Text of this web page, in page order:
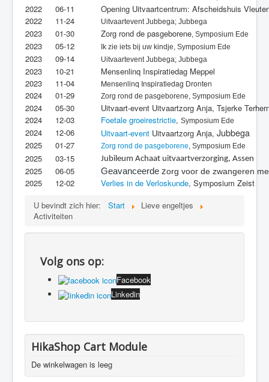
2022 06-11
Opening Uitvaartcentrum: Afscheidshuis
2022
11-24 Uitvaartevent Jubbega; Jubbega
2023 01-30 Zorg rond de pasgeborene , Symposium Ede
2023 05-12 Ik zie iets bij uw kindje, Symposium Ede
2023 09-14 Uitvaartevent Jubbega; Jubbega
2023 10-21
Mensenlinq Inspiratiedag Meppel
2023
11-04 Mensenlinq Inspiratiedag Dronten
2024 01-29 Zorg rond de pasgeborene, Symposium Ede
2024 05-30
Uitvaart-event Uitvaartzorg Anja, Tsjerke
2024
12-03 Foetale groeirestrictie, Symposium Ede
2024 12-06 Uitvaart-event Uitvaartzorg Anja, Jubbega
2025 01-27 Zorg rond de pasgeborene , Symposium Ede
2025 03-15 Jubileum Achaat uitvaartverzorging, Assen
2025 06-05 Geavanceerde zorg voor de zwangeren
2025 12-02 Verlies in de Verloskunde, Symposium Zeist
U bevindt zich hier:
Start
Lieve engeltjes
Activiteiten
Volg ons op:
Facebook
Linkedin
HikaShop Cart Module
De winkelwagen is leeg